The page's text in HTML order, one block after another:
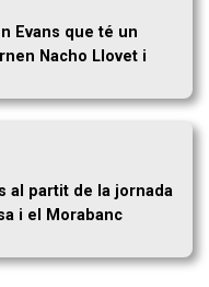
Evans que té un
Nacho Llovet i
al partit de la jornada
i el Morabanc